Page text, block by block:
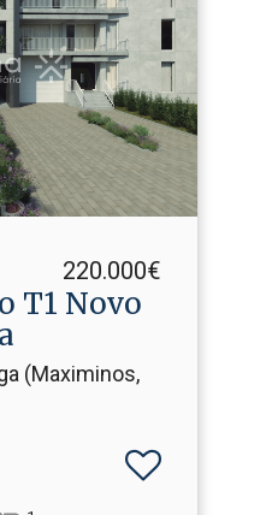
220.000€
T1 Novo
(Maximinos,